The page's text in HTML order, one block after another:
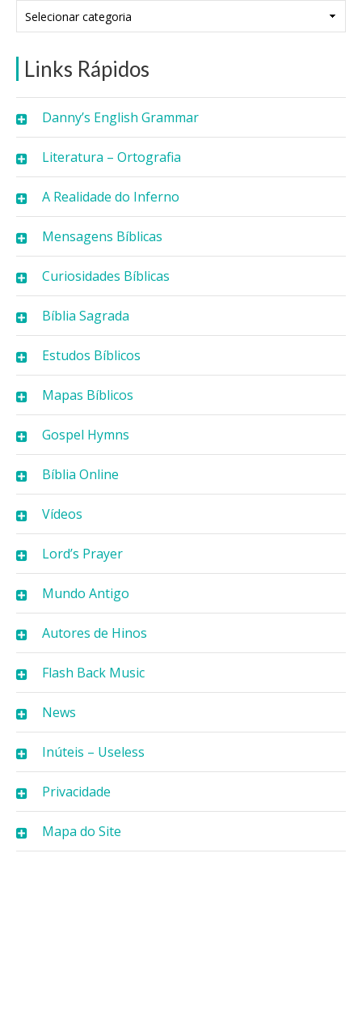
Links Rápidos
Danny’s English Grammar
Literatura – Ortografia
A Realidade do Inferno
Mensagens Bíblicas
Curiosidades Bíblicas
Bíblia Sagrada
Estudos Bíblicos
Mapas Bíblicos
Gospel Hymns
Bíblia Online
Vídeos
Lord’s Prayer
Mundo Antigo
Autores de Hinos
Flash Back Music
News
Inúteis – Useless
Privacidade
Mapa do Site